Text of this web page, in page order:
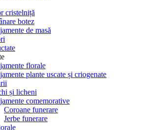
cristelniță
botez
de masă
florale
plante uscate și criogenate
și licheni
comemorative
Coroane funerare
Jerbe funerare